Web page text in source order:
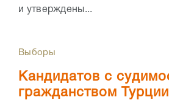
и утверждены...
Выборы
Кандидатов с
гражданством